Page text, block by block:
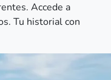
Accede a
Tu historial con